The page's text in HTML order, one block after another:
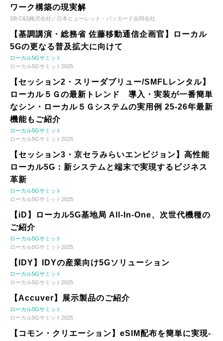
ワーク構築の現実解
SB C&S株式会社／日本ヒューレット・パッカード合同会社
【基調講演・総務省 佐藤移動通信企画官】ローカル
5Gの更なる普及拡大に向けて
ローカル5Gサミット
ローカル5Gサミット2025
【セッション2・スリーダブリュー/SMFLレンタル】
ローカル５Ｇの最新トレンド 導入・実装が一番簡単
なシン・ローカル５Ｇシステムの実用例 25-26年最新
機能もご紹介
ローカル5Gサミット
ローカル5Gサミット2025
【セッション3・京セラみらいエンビジョン】高性能
ローカル5G：新システムと端末で実現するビジネス
革新
ローカル5Gサミット
ローカル5Gサミット2025
【iD】ローカル5G基地局 All-In-One、次世代機種の
ご紹介
ローカル5Gサミット
ローカル5Gサミット2025
【IDY】IDYの産業向け5Gソリューション
ローカル5Gサミット
ローカル5Gサミット2025
【Accuver】展示製品のご紹介
ローカル5Gサミット
ローカル5Gサミット2025
【コモン・クリエーション】eSIM配布を簡単に実現-